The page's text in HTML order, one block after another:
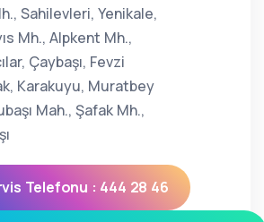
Sahilevleri, Yenikale,
Mh., Alpkent Mh.,
Çaybaşı, Fevzi
Karakuyu, Muratbey
Mah., Şafak Mh.,
Telefonu : 444 28 46